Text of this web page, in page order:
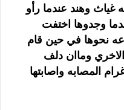
وهند عندما رأو
وجدوها اختفت
نحوها في حين قام
وماان دلف
المصابه واصابتها